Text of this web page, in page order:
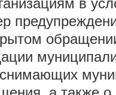
в